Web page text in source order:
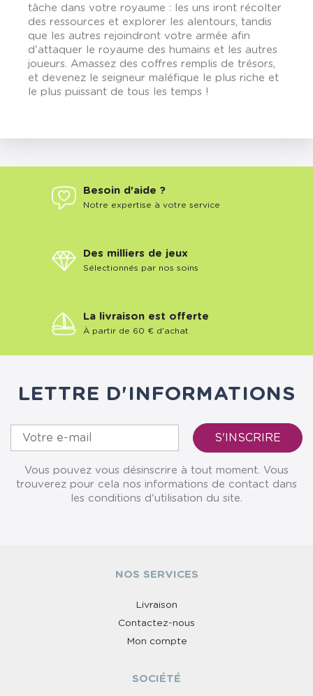
tâche dans votre royaume : les uns iront récolter
des ressources et explorer les alentours, tandis
que les autres rejoindront votre armée afin
d'attaquer le royaume des humains et les autres
joueurs. Amassez des coffres remplis de trésors,
et devenez le seigneur maléfique le plus riche et
le plus puissant de tous les temps !
Besoin d'aide ?
Notre expertise à votre service
Des milliers de jeux
Sélectionnés par nos soins
La livraison est offerte
À partir de 60 € d'achat
LETTRE D'INFORMATIONS
Vous pouvez vous désinscrire à tout moment. Vous
trouverez pour cela nos informations de contact dans
les conditions d'utilisation du site.
NOS SERVICES
Livraison
Contactez-nous
Mon compte
SOCIÉTÉ